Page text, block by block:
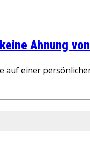
Ahnung
auf einer